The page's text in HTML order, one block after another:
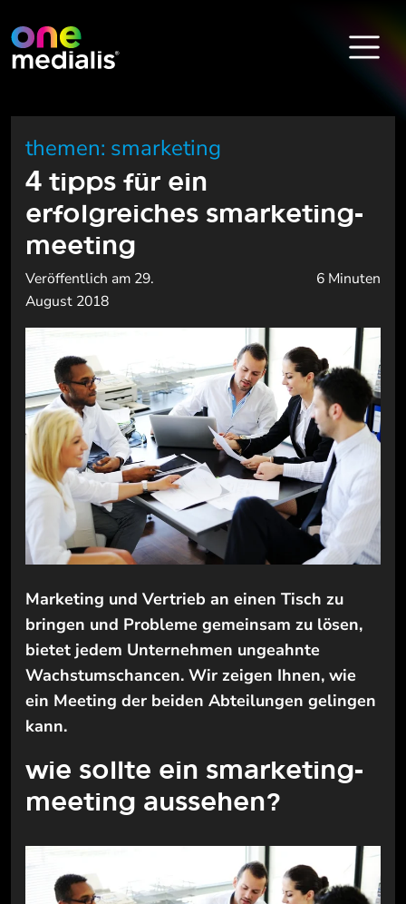
themen: smarketing
4 tipps für ein
erfolgreiches smarketing-
meeting
Veröffentlich am 29.
August 2018
6 Minuten
Marketing und Vertrieb an einen Tisch zu
bringen und Probleme gemeinsam zu lösen,
bietet jedem Unternehmen ungeahnte
Wachstumschancen. Wir zeigen Ihnen, wie
ein Meeting der beiden Abteilungen gelingen
kann.
wie sollte ein smarketing-
meeting aussehen?